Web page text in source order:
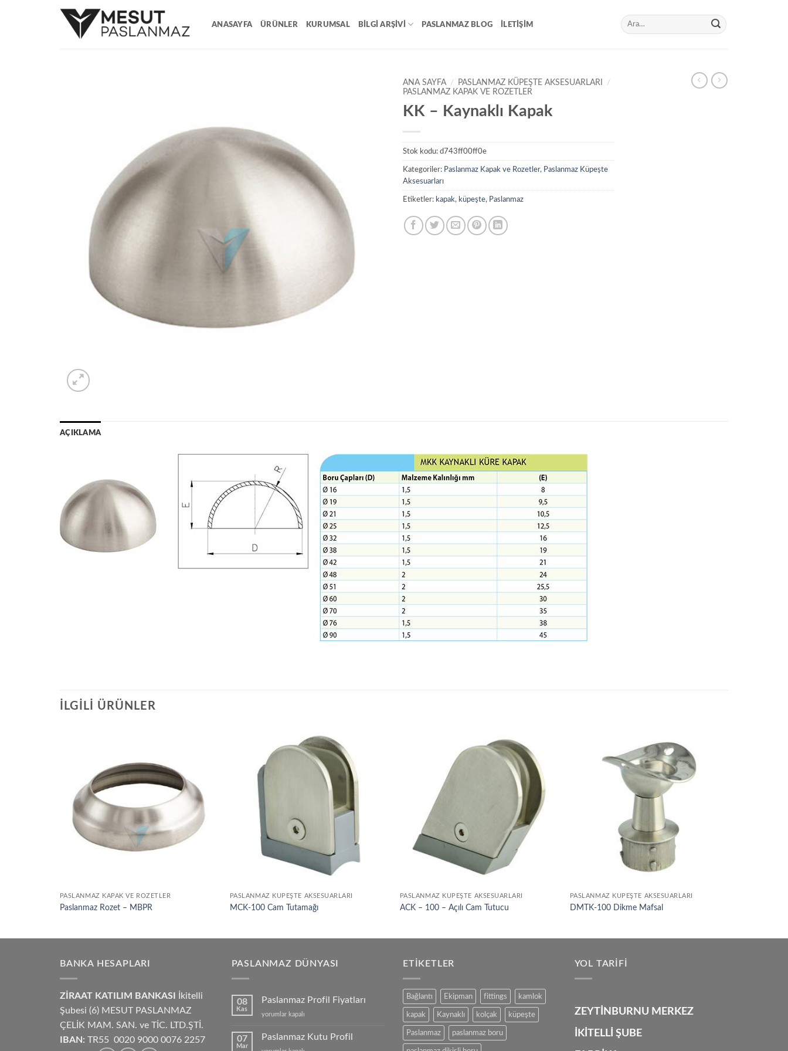
ANASAYFA ÜRÜNLER KURUMSAL BILGI ARŞIVI PASLANMAZ BLOG İLETIŞIM
Ara:
ANA SAYFA / PASLANMAZ KÜPEŞTE AKSESUARLARI
/
PASLANMAZ KAPAK VE ROZETLER
KK – Kaynaklı Kapak
Stok kodu: d743ff00ff0e
Kategoriler: Paslanmaz Kapak ve Rozetler, Paslanmaz Küpeşte
Aksesuarları
Etiketler: kapak, küpeşte, Paslanmaz
AÇIKLAMA
İLGILI ÜRÜNLER
PASLANMAZ KAPAK VE ROZETLER
Paslanmaz Rozet – MBPR
PASLANMAZ KÜPEŞTE AKSESUARLARI
MCK-100 Cam Tutamağı
Add to
wishlist
PASLANMAZ KÜPEŞTE AKSESUARLARI
ACK – 100 – Açılı Cam Tutucu
PASLANMAZ KÜPEŞTE AKSESUARLARI
DMTK-100 Dikme Mafsal
BANKA HESAPLARI
ZİRAAT KATILIM BANKASI İkitelli
Şubesi (6) MESUT PASLANMAZ
ÇELİK MAM. SAN. ve TİC. LTD.ŞTİ.
IBAN: TR55 0020 9000 0076 2257
PASLANMAZ DÜNYASI
08
Kas
Paslanmaz Profil Fiyatları
Paslanmaz
Fiyatları
yorumlar kapalı
07
Mar
Paslanmaz Kutu Profil
ETIKETLER
Bağlantı Ekipman fittings kamlok
kapak Kaynaklı kolçak küpeşte
Paslanmaz paslanmaz boru
YOL TARIFI
ZEYTİNBURNU MERKEZ
İKİTELLİ ŞUBE